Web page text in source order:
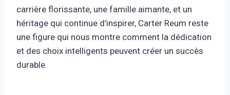
carrière florissante, une famille aimante, et un
héritage qui continue d’inspirer, Carter Reum reste
une figure qui nous montre comment la dédication
et des choix intelligents peuvent créer un succès
durable.